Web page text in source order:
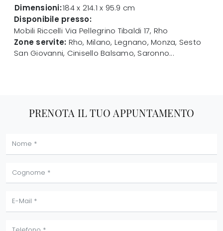
Dimensioni:184 x 214.1 x 95.9 cm
Disponibile presso:
Mobili Riccelli Via Pellegrino Tibaldi 17, Rho
Zone servite: Rho, Milano, Legnano, Monza, Sesto
San Giovanni, Cinisello Balsamo, Saronno...
PRENOTA IL TUO APPUNTAMENTO